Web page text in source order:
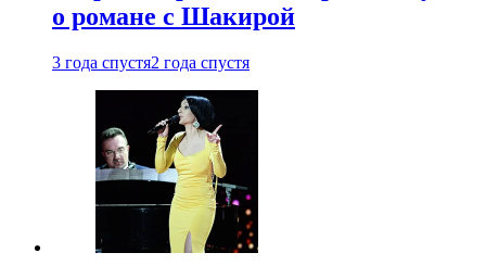
о романе с Шакирой
3 года спустя2 года спустя